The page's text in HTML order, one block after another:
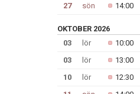
27
sön 14:00
OKTOBER 2026
03
lör 10:00
03
lör 13:00
10
lör 12:30